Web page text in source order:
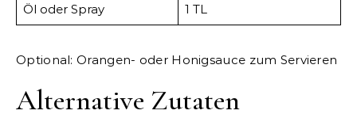
Öl oder Spray 1 TL
Optional: Orangen- oder Honigsauce zum Servieren
Alternative Zutaten